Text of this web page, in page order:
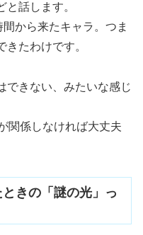
と話します。
から来たキャラ。つま
きたわけです。
できない、みたいな感じ
係しなければ大丈夫
きの「謎の光」っ